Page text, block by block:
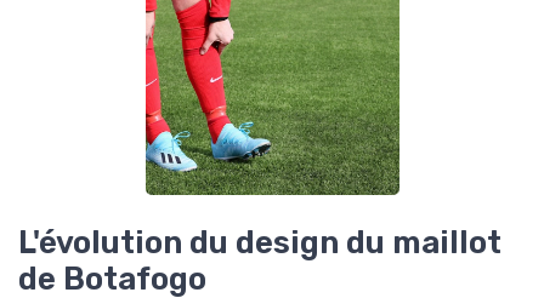
L'évolution du design du maillot
de Botafogo